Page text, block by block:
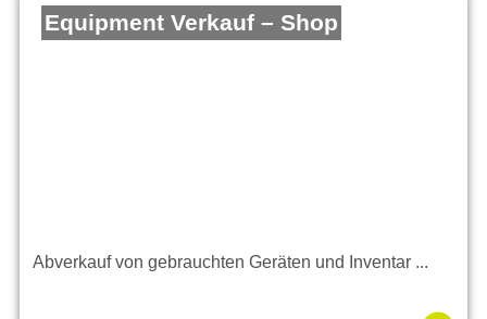
Equipment Verkauf – Shop
Abverkauf von gebrauchten Geräten und Inventar ...